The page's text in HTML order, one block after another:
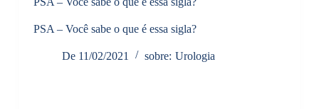
PSA – Você sabe o que é essa sigla?
De 11/02/2021 sobre: Urologia